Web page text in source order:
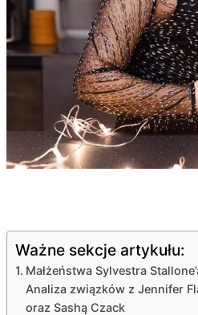
Ważne sekcje artykułu:
Małżeństwa Sylvestra
Analiza związków z Jennifer
oraz Sashą Czack